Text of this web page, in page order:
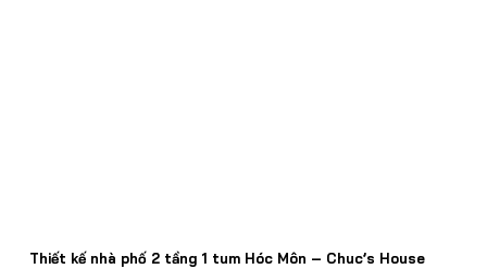
Thiết kế nhà phố 2 tầng 1 tum Hóc Môn – Chuc’s House